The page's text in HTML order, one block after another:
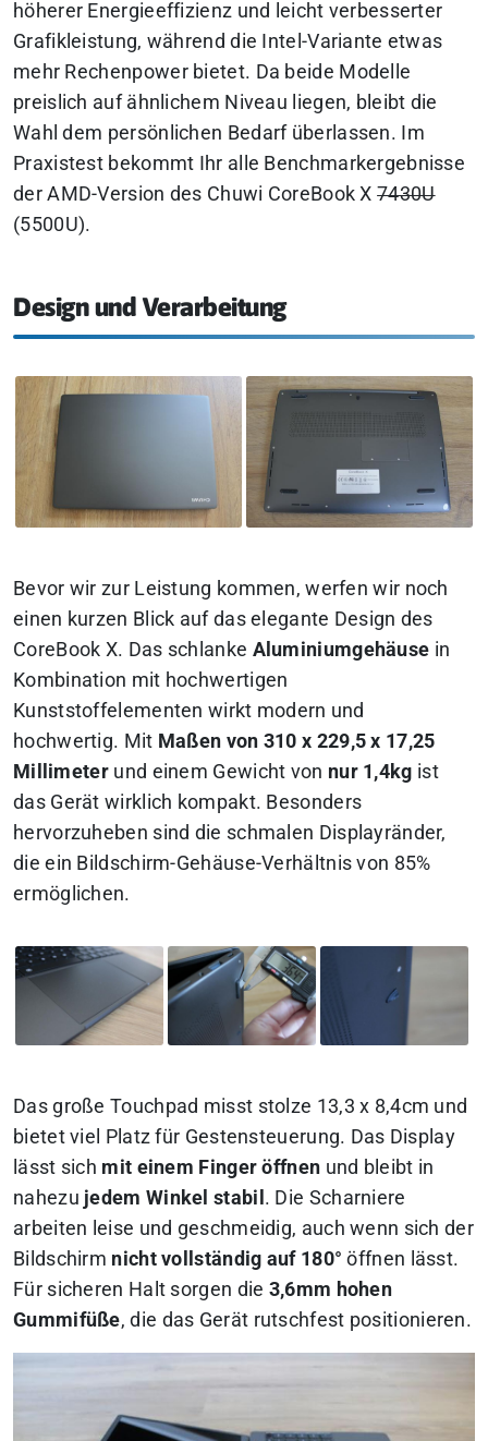
höherer Energieeffizienz und leicht verbesserter
Grafikleistung, während die Intel-Variante etwas
mehr Rechenpower bietet. Da beide Modelle
preislich auf ähnlichem Niveau liegen, bleibt die
Wahl dem persönlichen Bedarf überlassen. Im
Praxistest bekommt Ihr alle Benchmarkergebnisse
der AMD-Version des Chuwi CoreBook X7430U
(5500U).
Design und Verarbeitung
Bevor wir zur Leistung kommen, werfen wir noch
einen kurzen Blick auf das elegante Design des
CoreBook X. Das schlanke Aluminiumgehäuse in
Kombination mit hochwertigen
Kunststoffelementen wirkt modern und
hochwertig. Mit Maßen von 310 x 229,5 x 17,25
Millimeter und einem Gewicht von nur 1,4kg ist
das Gerät wirklich kompakt. Besonders
hervorzuheben sind die schmalen Displayränder,
die ein Bildschirm-Gehäuse-Verhältnis von 85%
ermöglichen.
Das große Touchpad misst stolze 13,3 x 8,4cm und
bietet viel Platz für Gestensteuerung. Das Display
lässt sich mit einem Finger öffnen und bleibt in
nahezu jedem Winkel stabil . Die Scharniere
arbeiten leise und geschmeidig, auch wenn sich der
Bildschirm nicht vollständig auf 180° öffnen lässt.
Für sicheren Halt sorgen die 3,6mm hohen
Gummifüße, die das Gerät rutschfest positionieren.